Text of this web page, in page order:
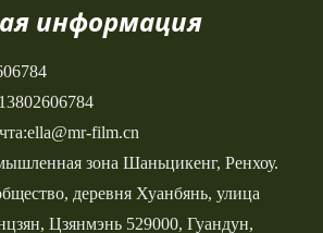
информация
ella@mr-film.cn
зона Шаньцикенг, Ренхоу.
деревня Хуанбянь, улица
Цзянмэнь 529000, Гуандун,